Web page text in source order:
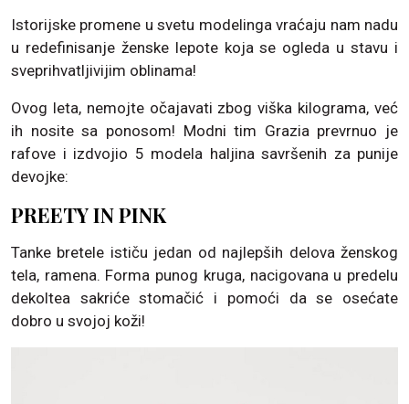
Istorijske promene u svetu modelinga vraćaju nam nadu
u redefinisanje ženske lepote koja se ogleda u stavu i
sveprihvatljivijim oblinama!
Ovog leta, nemojte očajavati zbog viška kilograma, već
ih nosite sa ponosom! Modni tim Grazia prevrnuo je
rafove i izdvojio 5 modela haljina savršenih za punije
devojke:
PREETY IN PINK
Tanke bretele ističu jedan od najlepših delova ženskog
tela, ramena. Forma punog kruga, nacigovana u predelu
dekoltea sakriće stomačić i pomoći da se osećate
dobro u svojoj koži!